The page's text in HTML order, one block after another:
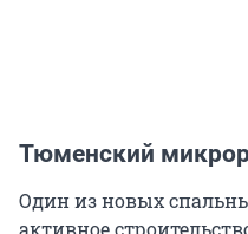
Тюменский
Один из новых
активное